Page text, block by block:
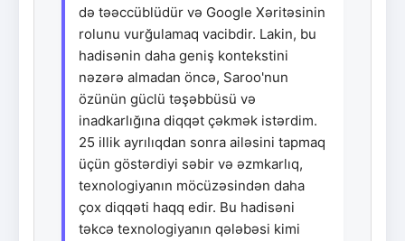
də təəccüblüdür və Google Xəritəsinin
rolunu vurğulamaq vacibdir. Lakin, bu
hadisənin daha geniş kontekstini
nəzərə almadan öncə, Saroo'nun
özünün güclü təşəbbüsü və
inadkarlığına diqqət çəkmək istərdim.
25 illik ayrılıqdan sonra ailəsini tapmaq
üçün göstərdiyi səbir və əzmkarlıq,
texnologiyanın möcüzəsindən daha
çox diqqəti haqq edir. Bu hadisəni
təkcə texnologiyanın qələbəsi kimi